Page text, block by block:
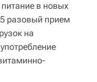
в новых
разовый прием
на